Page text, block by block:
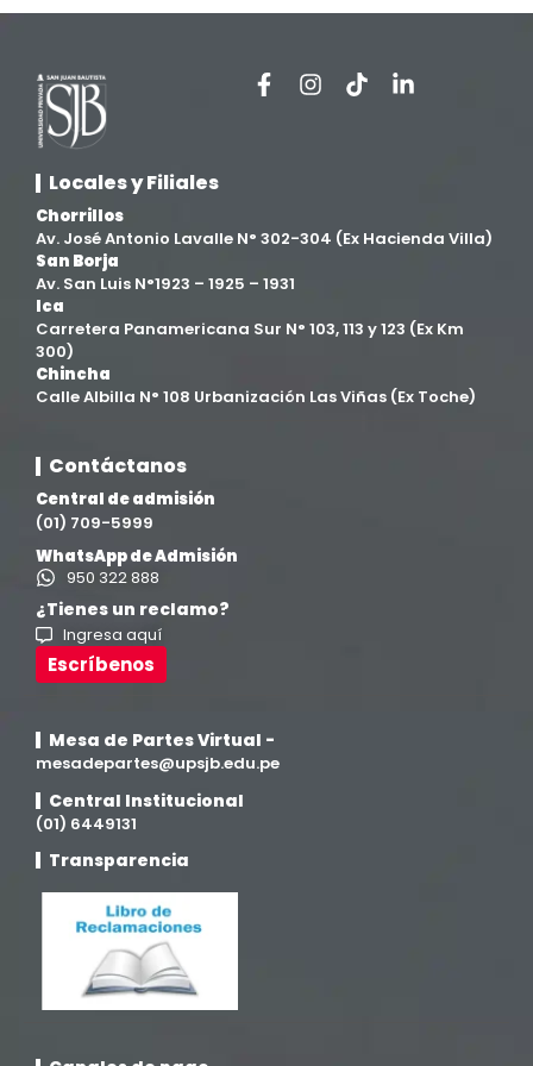
Facultad de Ciencias de la Salud
Facultad de Derecho y Ciencias Empresariales
Facultad de Ingenierías
Filial Chincha
Filial Ica
Ingeniería agroindustrial (12)
Ingeniería de Sistemas
Ingeniería en Enología y Viticultura
Investigación y Responsabilidad Social
Medicina Veterinaria y Zootecnia
Movilidad Académica
Noticias
Posgrado
Pregrado
Locales y Filiales
Chorrillos
Av. José Antonio Lavalle N° 302-304 (Ex Hacienda Villa)
San Borja
Av. San Luis N°1923 – 1925 – 1931
Ica
Carretera Panamericana Sur N° 103, 113 y 123 (Ex Km
300)
Chincha
Calle Albilla N° 108 Urbanización Las Viñas (Ex Toche)
Contáctanos
Central de admisión
(01) 709-5999
WhatsApp de Admisión
950 322 888
¿Tienes un reclamo?
Ingresa aquí
Escríbenos
Mesa de Partes Virtual -
mesadepartes@upsjb.edu.pe
Central Institucional
(01) 6449131
Transparencia